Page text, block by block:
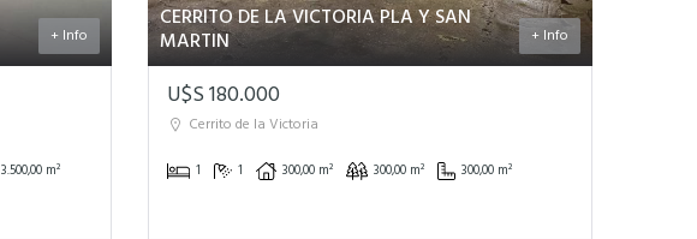
+ Info
3.500,00 m²
CERRITO DE LA VICTORIA PLA Y SAN
MARTIN + Info
U$S 180.000
Cerrito de la Victoria
1 1 300,00 m² 300,00 m² 300,00 m²